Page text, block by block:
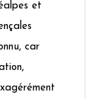
et
car